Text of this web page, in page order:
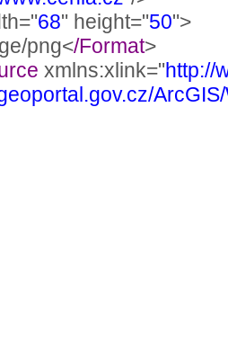
68" height="50">
png</Format>
xmlns:xlink="http://